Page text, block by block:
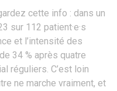
cette info : dans un
sur 112 patient·e·s
et l’intensité des
34 % après quatre
réguliers. C’est loin
ne marche vraiment, et